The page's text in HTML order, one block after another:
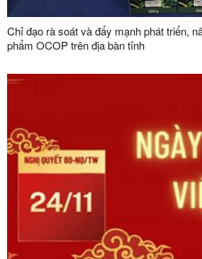
Chỉ đạo rà soát và đẩy mạnh phát triển,
phẩm OCOP trên địa bàn tỉnh